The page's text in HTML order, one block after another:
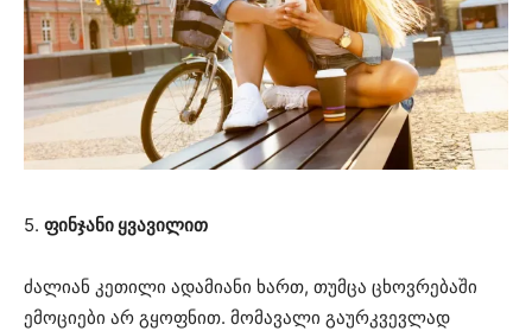
5. ფინჯანი ყვავილით
ძალიან კეთილი ადამიანი ხართ, თუმცა ცხოვრებაში
ემოციები არ გყოფნით. მომავალი გაურკვევლად